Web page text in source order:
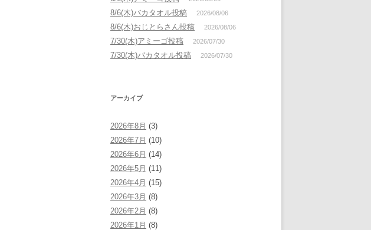
8/6(木)バカタオル投稿 2026/08/06
8/6(木)おじとらさん投稿 2026/08/06
7/30(木)アミーゴ投稿 2026/07/30
7/30(木)バカタオル投稿 2026/07/30
アーカイブ
2026年8月 (3)
2026年7月 (10)
2026年6月 (14)
2026年5月 (11)
2026年4月 (15)
2026年3月 (8)
2026年2月 (8)
2026年1月 (8)